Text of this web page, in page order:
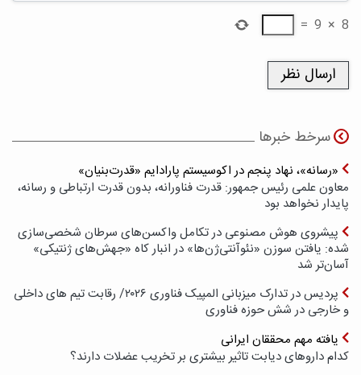
8
×
9
=
سرخط خبرها
«رسانه»، نهاد پنجم در اکوسیستم پارادایم «قدرت‌بنیان»
معاون علمی رئیس جمهور: قدرت فناورانه، بدون قدرت ارتباطی و رسانه،
پایدار نخواهد بود
پیشروی هوش مصنوعی در تکامل واکسن‌های سرطان شخصی‌سازی
شده: یافتن سوزن «نئوآنتی‌ژن‌ها» در انبار کاه «جهش‌های ژنتیکی»
آسان‌تر شد
پردیس در تدارک میزبانی المپیک فناوری ۲۰۲۶/ رقابت تیم های داخلی
و خارجی در شش حوزه فناوری
یافته مهم محققان ایرانی
کدام داروهای دیابت تاثیر بیشتری بر تخریب عضلات دارند؟